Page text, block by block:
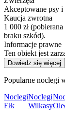
Akceptowane psy i
Kaucja zwrotna
1 000 zł
braku szkód).
Informacje prawne
Ten obiekt jest
Dowiedz się więcej
Popularne noclegi
Noclegi
Ełk
Noclegi
Wilkasy